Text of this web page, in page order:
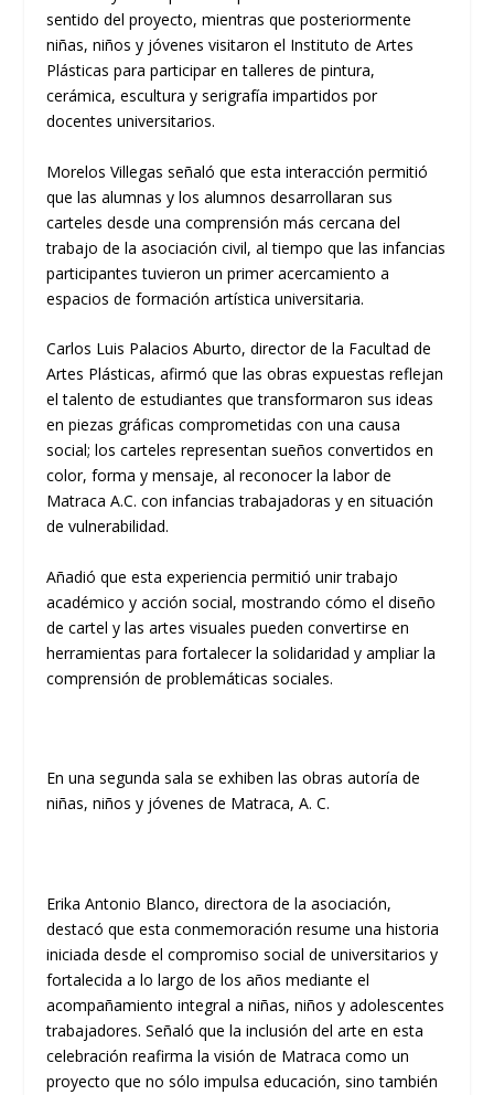
sentido del proyecto, mientras que posteriormente
niñas, niños y jóvenes visitaron el Instituto de Artes
Plásticas para participar en talleres de pintura,
cerámica, escultura y serigrafía impartidos por
docentes universitarios.
Morelos Villegas señaló que esta interacción permitió
que las alumnas y los alumnos desarrollaran sus
carteles desde una comprensión más cercana del
trabajo de la asociación civil, al tiempo que las infancias
participantes tuvieron un primer acercamiento a
espacios de formación artística universitaria.
Carlos Luis Palacios Aburto, director de la Facultad de
Artes Plásticas, afirmó que las obras expuestas reflejan
el talento de estudiantes que transformaron sus ideas
en piezas gráficas comprometidas con una causa
social; los carteles representan sueños convertidos en
color, forma y mensaje, al reconocer la labor de
Matraca A.C. con infancias trabajadoras y en situación
de vulnerabilidad.
Añadió que esta experiencia permitió unir trabajo
académico y acción social, mostrando cómo el diseño
de cartel y las artes visuales pueden convertirse en
herramientas para fortalecer la solidaridad y ampliar la
comprensión de problemáticas sociales.
En una segunda sala se exhiben las obras autoría de
niñas, niños y jóvenes de Matraca, A. C.
Erika Antonio Blanco, directora de la asociación,
destacó que esta conmemoración resume una historia
iniciada desde el compromiso social de universitarios y
fortalecida a lo largo de los años mediante el
acompañamiento integral a niñas, niños y adolescentes
trabajadores. Señaló que la inclusión del arte en esta
celebración reafirma la visión de Matraca como un
proyecto que no sólo impulsa educación, sino también